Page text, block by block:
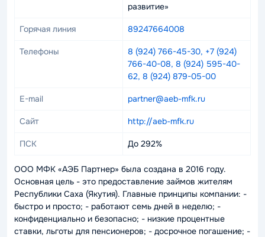
развитие»
Горячая линия 89247664008
Телефоны
8 (924) 766-45-30, +7 (924)
766-40-08, 8 (924) 595-40-
62, 8 (924) 879-05-00
E-mail partner@aeb-mfk.ru
Сайт http://aeb-mfk.ru
ПСК До 292%
ООО МФК «АЭБ Партнер» была создана в 2016 году.
Основная цель - это предоставление займов жителям
Республики Саха (Якутия). Главные принципы компании: -
быстро и просто; - работают семь дней в неделю; -
конфиденциально и безопасно; - низкие процентные
ставки, льготы для пенсионеров; - досрочное погашение; -